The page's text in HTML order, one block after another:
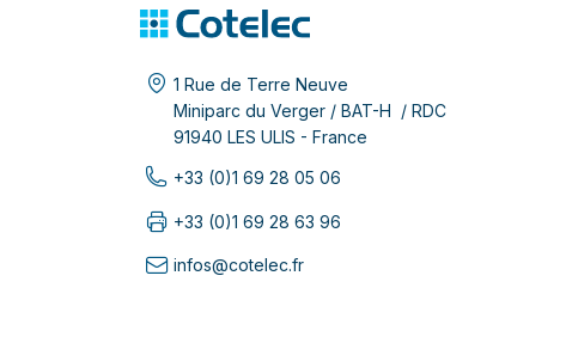
1 Rue de Terre Neuve
Miniparc du Verger / BAT-H / RDC
91940 LES ULIS - France
+33 (0)1 69 28 05 06
+33 (0)1 69 28 63 96
infos@cotelec.fr